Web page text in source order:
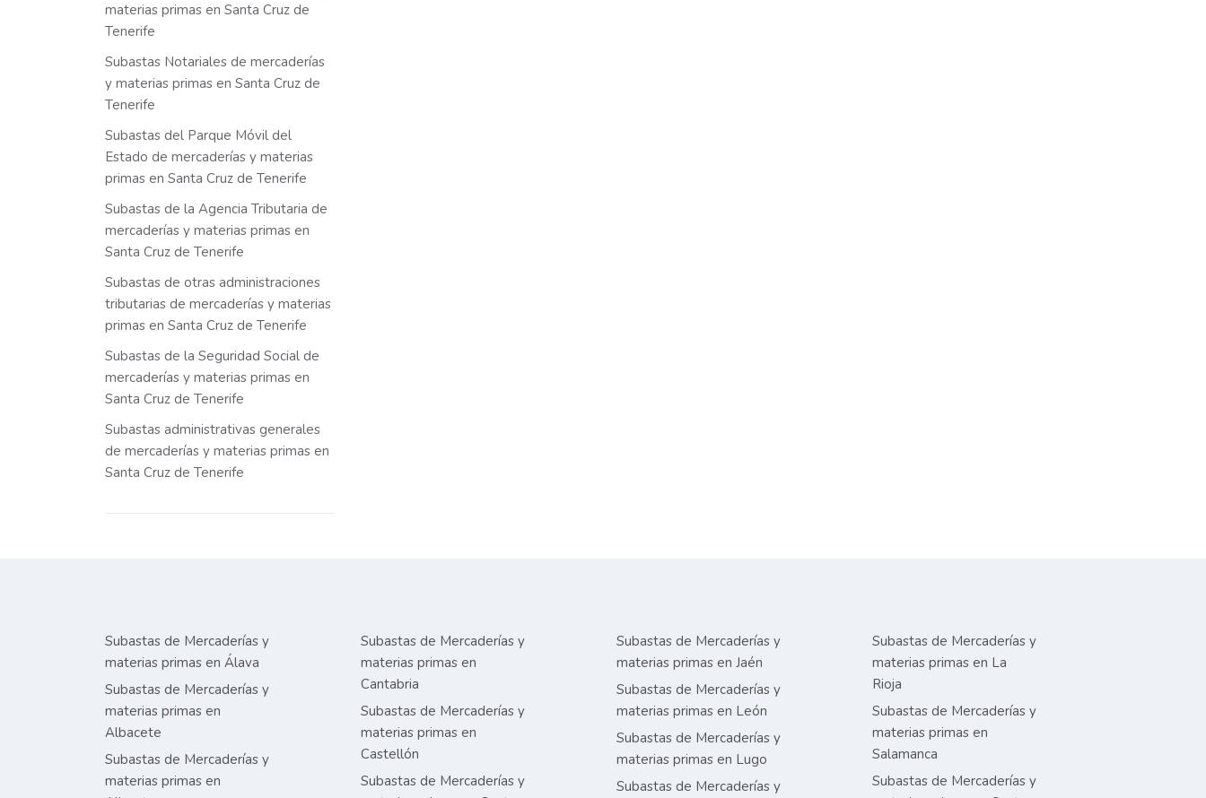
materias primas en Santa Cruz de
Tenerife
Subastas Notariales de mercaderías
y materias primas en Santa Cruz de
Tenerife
Subastas del Parque Móvil del
Estado de mercaderías y materias
primas en Santa Cruz de Tenerife
Subastas de la Agencia Tributaria de
mercaderías y materias primas en
Santa Cruz de Tenerife
Subastas de otras administraciones
tributarias de mercaderías y materias
primas en Santa Cruz de Tenerife
Subastas de la Seguridad Social de
mercaderías y materias primas en
Santa Cruz de Tenerife
Subastas administrativas generales
de mercaderías y materias primas en
Santa Cruz de Tenerife
Subastas de Mercaderías y
materias primas en Álava
Subastas de Mercaderías y
materias primas en
Albacete
Subastas de Mercaderías y
materias primas en
Subastas de Mercaderías y
materias primas en
Cantabria
Subastas de Mercaderías y
materias primas en
Castellón
Subastas de Mercaderías y
Subastas de Mercaderías y
materias primas en Jaén
Subastas de Mercaderías y
materias primas en León
Subastas de Mercaderías y
materias primas en Lugo
Subastas de Mercaderías y
Subastas de Mercaderías y
materias primas en La
Rioja
Subastas de Mercaderías y
materias primas en
Salamanca
Subastas de Mercaderías y